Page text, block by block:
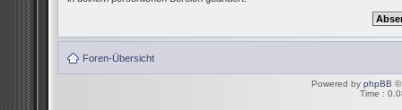
Foren-Übersicht
Powered by phpBB ©
Time :